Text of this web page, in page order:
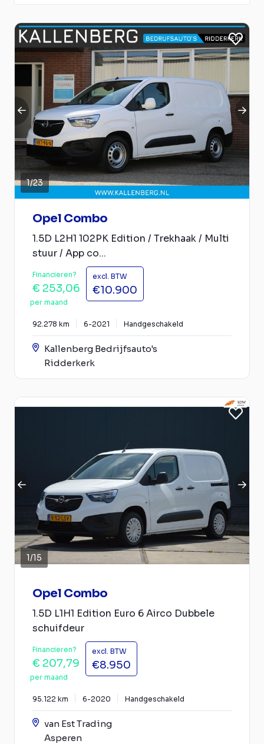
1/23
Opel Combo
1.5D L2H1 102PK Edition / Trekhaak / Multi
stuur / App co...
Financieren?
€ 253,06
per maand
excl. BTW
€10.900
92.278 km 6-2021 Handgeschakeld
Kallenberg Bedrijfsauto's
Ridderkerk
1/15
Opel Combo
1.5D L1H1 Edition Euro 6 Airco Dubbele
schuifdeur
Financieren?
€ 207,79
per maand
excl. BTW
€8.950
95.122 km 6-2020 Handgeschakeld
van Est Trading
Asperen